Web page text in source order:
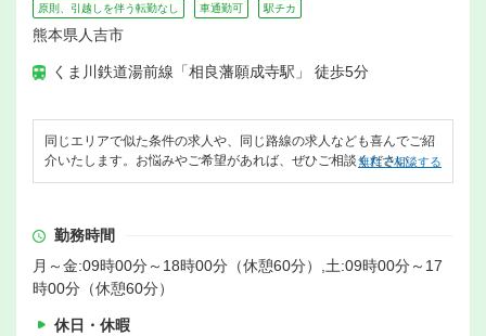
原則、引越しを伴う転勤なし 車通勤可 駅チカ
熊本県人吉市
くま川鉄道湯前線「相良藩願成寺駅」 徒歩5分
同じエリアで似た条件の求人や、同じ路線の求人なども喜んでご紹
介いたします。お悩みやご希望があれば、ぜひご相談ください。
無料で相談する
勤務時間
月～金:09時00分～18時00分（休憩60分）,土:09時00分～17
時00分（休憩60分）
休日・休暇